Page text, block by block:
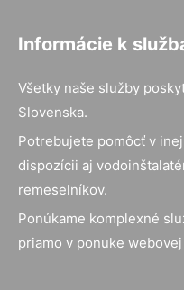
Informácie k
Všetky naše služby
Slovenska.
Potrebujete pomôcť v
dispozícii aj
remeselníkov.
Ponúkame komplexné
priamo v ponuke